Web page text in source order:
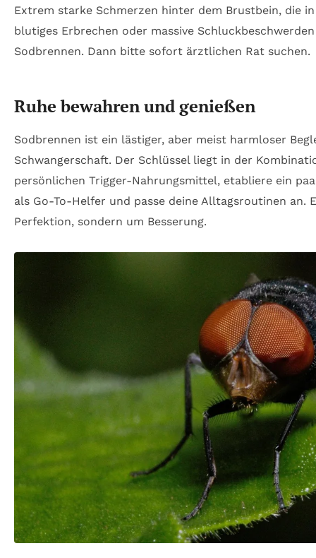
Extrem starke Schmerzen hinter dem Brustbein, die
blutiges Erbrechen oder massive
Sodbrennen. Dann bitte sofort ärztlichen Rat suchen.
Ruhe bewahren und genießen
Sodbrennen ist ein lästiger, aber meist harmloser
Schwangerschaft. Der Schlüssel liegt in der
persönlichen Trigger-Nahrungsmittel, etabliere ein
als Go-To-Helfer und passe deine Alltagsroutinen an.
Perfektion, sondern um Besserung.